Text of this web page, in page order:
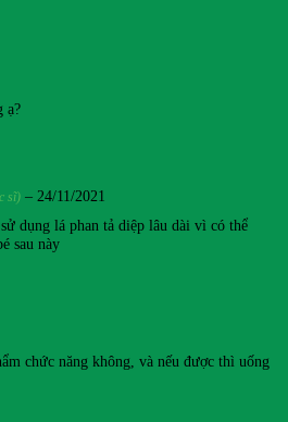
ạ?
sĩ) – 24/11/2021
dụng lá phan tả diệp lâu dài vì có thể
sau này
chức năng không, và nếu được thì uống